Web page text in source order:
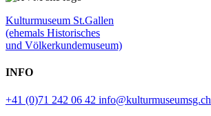
Kulturmuseum St.Gallen
(ehemals Historisches
und Völkerkundemuseum)
INFO
+41 (0)71 242 06 42 info@kulturmuseumsg.ch